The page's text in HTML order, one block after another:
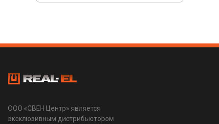
ООО «СВЕН Центр» является
эксклюзивным дистрибьютором